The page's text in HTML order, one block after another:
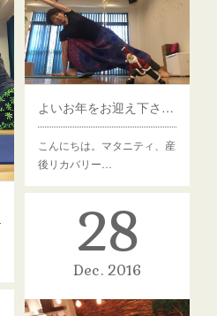
よいお年をお迎え下さい。KAWORU
こんにちは。マタニティ、産
後リカバリー…
28
Dec 2016